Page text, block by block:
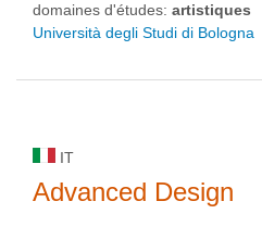
domaines d'études: artistiques
Università degli Studi di Bologna
IT
Advanced Design